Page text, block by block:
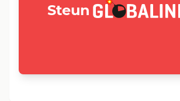
Steun